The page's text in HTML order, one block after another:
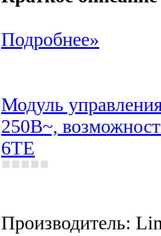
Подробнее»
Модуль
250В~,
6TE
Производитель: